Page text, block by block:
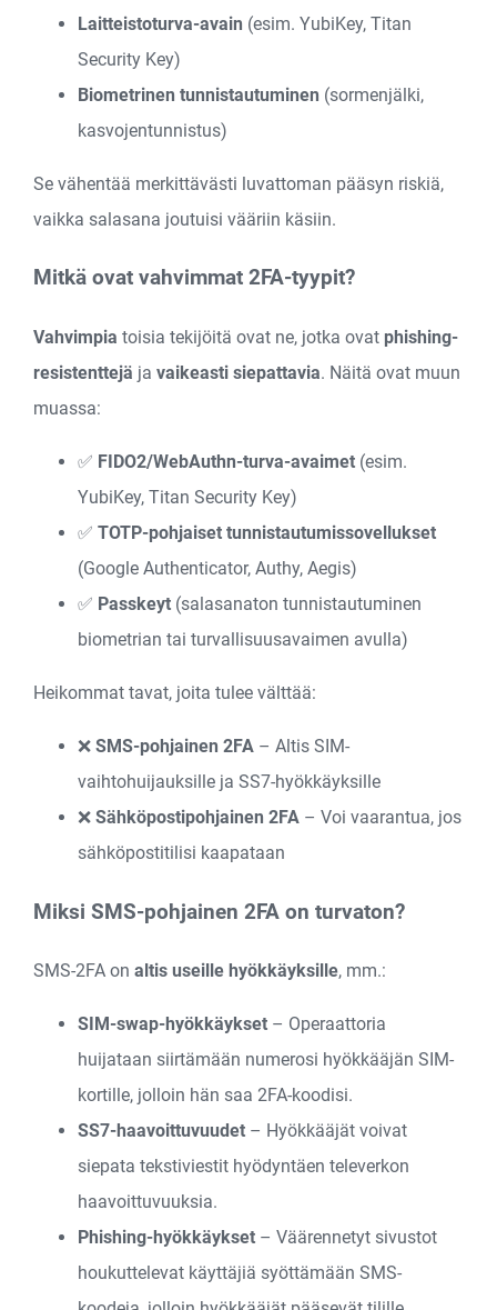
Laitteistoturva-avain (esim. YubiKey, Titan
Security Key)
Biometrinen tunnistautuminen (sormenjälki,
kasvojentunnistus)
Se vähentää merkittävästi luvattoman pääsyn riskiä,
vaikka salasana joutuisi vääriin käsiin.
Mitkä ovat vahvimmat 2FA-tyypit?
Vahvimpia toisia tekijöitä ovat ne, jotka ovat phishing-
resistenttejä ja vaikeasti siepattavia. Näitä ovat muun
muassa:
✅ FIDO2/WebAuthn-turva-avaimet (esim.
YubiKey, Titan Security Key)
✅ TOTP-pohjaiset tunnistautumissovellukset
(Google Authenticator, Authy, Aegis)
✅ Passkeyt (salasanaton tunnistautuminen
biometrian tai turvallisuusavaimen avulla)
Heikommat tavat, joita tulee välttää:
❌ SMS-pohjainen 2FA – Altis SIM-
vaihtohuijauksille ja SS7-hyökkäyksille
❌ Sähköpostipohjainen 2FA – Voi vaarantua, jos
sähköpostitilisi kaapataan
Miksi SMS-pohjainen 2FA on turvaton?
SMS-2FA on altis useille hyökkäyksille, mm.:
SIM-swap-hyökkäykset – Operaattoria
huijataan siirtämään numerosi hyökkääjän SIM-
kortille, jolloin hän saa 2FA-koodisi.
SS7-haavoittuvuudet – Hyökkääjät voivat
siepata tekstiviestit hyödyntäen televerkon
haavoittuvuuksia.
Phishing-hyökkäykset – Väärennetyt sivustot
houkuttelevat käyttäjiä syöttämään SMS-